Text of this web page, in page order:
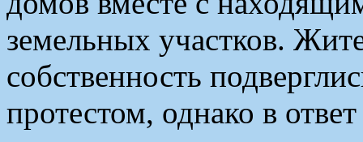
земельных участков.
собственность
протестом, однако в